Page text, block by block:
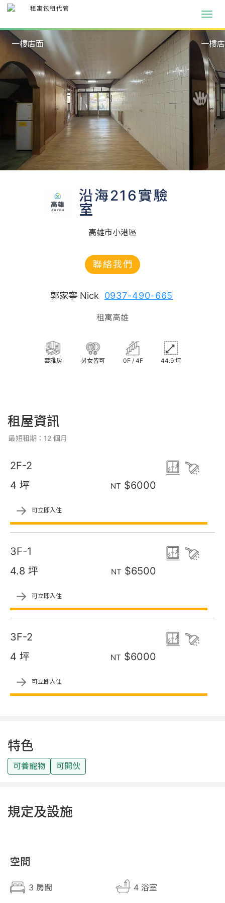
一樓店面 一樓
沿海216實驗
室
高雄市小港區
聯絡我們
郭家寧 Nick 0937-490-665
租寓高雄
套雅房 男女皆可 0F / 4F 44.9 坪
租屋資訊
最短租期：12 個月
2F-2
4 坪
NT $6000
→ 可立即入住
3F-1
4.8 坪
NT $6500
→ 可立即入住
3F-2
4 坪
NT $6000
→ 可立即入住
特色
可養寵物 可開伙
規定及設施
空間
3 房間 4 浴室